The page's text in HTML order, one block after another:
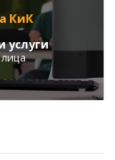
КиК
услуги